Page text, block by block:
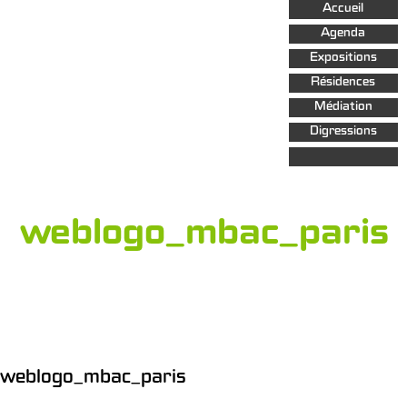
Aller au
contenu
principal
Accueil
Agenda
Expositions
Résidences
Médiation
Digressions
weblogo_mbac_paris
weblogo_mbac_paris